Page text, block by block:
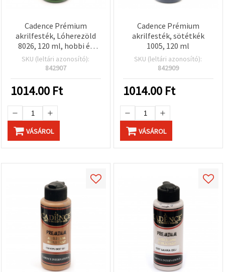
Cadence Prémium
akrilfesték, Lóherezöld
8026, 120 ml, hobbi és
kézműves projektekhez
SKU (leltári azonosító):
842907
1014.00 Ft
VÁSÁROL
Cadence Prémium
akrilfesték, sötétkék
1005, 120 ml
SKU (leltári azonosító):
842909
1014.00 Ft
VÁSÁROL